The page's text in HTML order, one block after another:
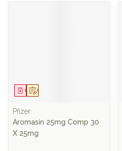
Op voorschrift
Geneesmiddel
Pfizer
Aromasin 25mg Comp 30
X 25mg